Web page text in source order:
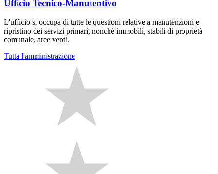
Ufficio Tecnico-Manutentivo
L'ufficio si occupa di tutte le questioni relative a manutenzioni e
ripristino dei servizi primari, nonché immobili, stabili di proprietà
comunale, aree verdi.
Tutta l'amministrazione